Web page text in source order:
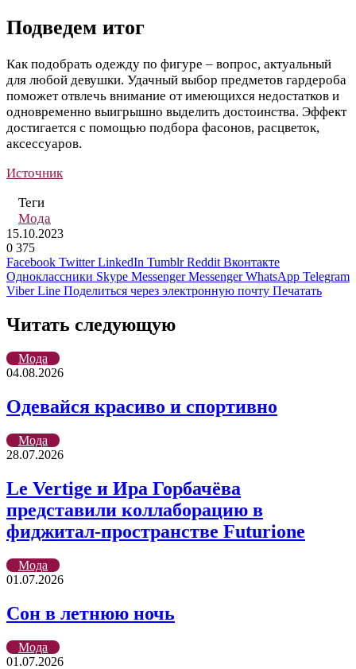
Подведем итог
Как подобрать одежду по фигуре – вопрос, актуальный
для любой девушки. Удачный выбор предметов гардероба
поможет отвлечь внимание от имеющихся недостатков и
одновременно выигрышно выделить достоинства. Эффект
достигается с помощью подбора фасонов, расцветок,
аксессуаров.
Источник
Теги
Мода
15.10.2023
0 375
Facebook Twitter LinkedIn Tumblr Reddit Вконтакте
Одноклассники Skype Messenger Messenger WhatsApp Telegram
Viber Line Поделиться через электронную почту Печатать
Читать следующую
Мода
04.08.2026
Одевайся красиво и спортивно
Мода
28.07.2026
Le Vertige и Ира Горбачёва
представили коллаборацию в
фиджитал-пространстве Futurione
Мода
01.07.2026
Сон в летнюю ночь
Мода
01.07.2026